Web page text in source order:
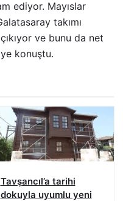
ediyor. Mayıslar
takımı
ve bunu da net
konuştu.
Tavşancıl’a tarihi
dokuyla uyumlu yeni